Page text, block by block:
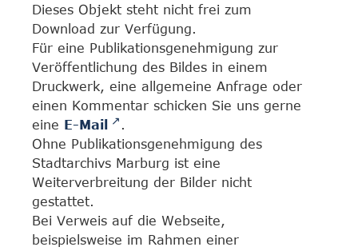
Dieses Objekt steht nicht frei zum
Download zur Verfügung.
Für eine Publikationsgenehmigung zur
Veröffentlichung des Bildes in einem
Druckwerk, eine allgemeine Anfrage oder
einen Kommentar schicken Sie uns gerne
eine E-Mail
.
Ohne Publikationsgenehmigung des
Stadtarchivs Marburg ist eine
Weiterverbreitung der Bilder nicht
gestattet.
Bei Verweis auf die Webseite,
beispielsweise im Rahmen einer